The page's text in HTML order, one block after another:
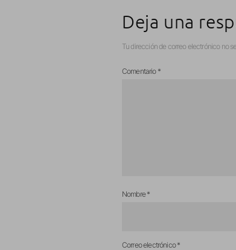
Deja una
Tu dirección de correo electrónico no
Comentario *
Nombre*
Correo electrónico*